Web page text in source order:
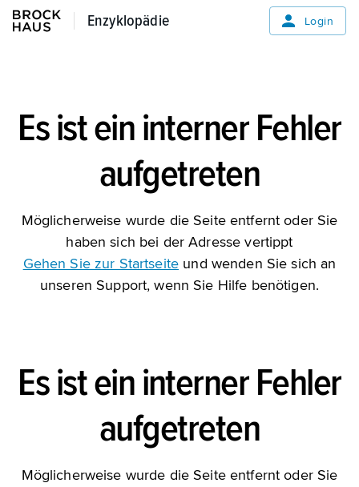
Enzyklopädie
Enzyklopädie Login
Es ist ein interner Fehler
aufgetreten
Möglicherweise wurde die Seite entfernt oder Sie
haben sich bei der Adresse vertippt
Gehen Sie zur Startseite und wenden Sie sich an
unseren Support, wenn Sie Hilfe benötigen.
Es ist ein interner Fehler
aufgetreten
Möglicherweise wurde die Seite entfernt oder Sie